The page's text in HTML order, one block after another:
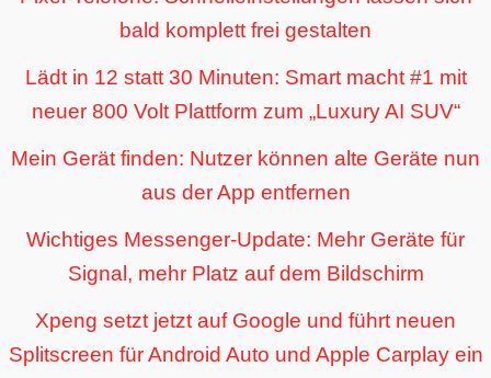
bald komplett frei gestalten
Lädt in 12 statt 30 Minuten: Smart macht #1 mit
neuer 800 Volt Plattform zum „Luxury AI SUV“
Mein Gerät finden: Nutzer können alte Geräte nun
aus der App entfernen
Wichtiges Messenger-Update: Mehr Geräte für
Signal, mehr Platz auf dem Bildschirm
Xpeng setzt jetzt auf Google und führt neuen
Splitscreen für Android Auto und Apple Carplay ein